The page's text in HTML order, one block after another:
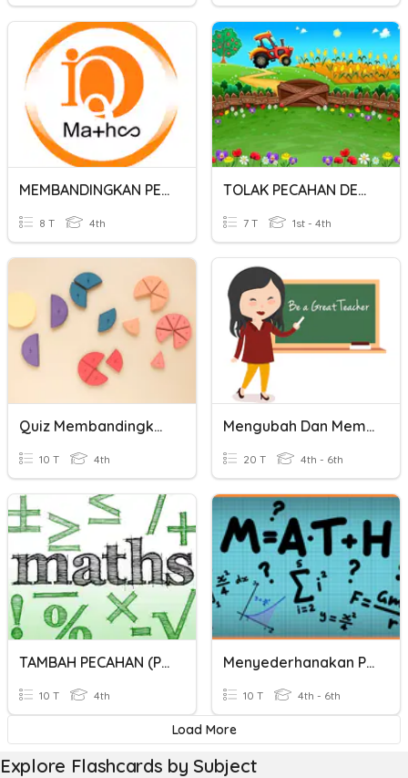
MEMBANDINGKAN PECAHAN
8 T 4th
TOLAK PECAHAN DENGAN PENYEBUT YANG SAMA
7 T 1st - 4th
Quiz Membandingkan Pecahan
10 T 4th
Mengubah Dan Membandingkan Pecahan
20 T 4th - 6th
TAMBAH PECAHAN (Penyebut Sama) TAHUN 4
10 T 4th
Menyederhanakan Pecahan Dan Membandingkan Pecahan
10 T 4th - 6th
Load More
Explore Flashcards by Subject